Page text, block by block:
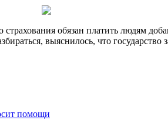
обязан платить людям
выяснилось, что
помощи